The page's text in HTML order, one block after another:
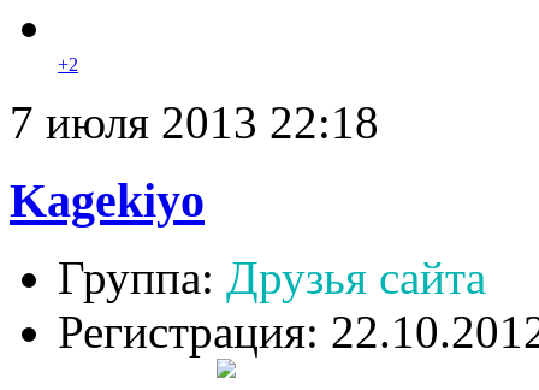
+2
7 июля 2013 22:18
Kagekiyo
Группа: Друзья сайта
Регистрация: